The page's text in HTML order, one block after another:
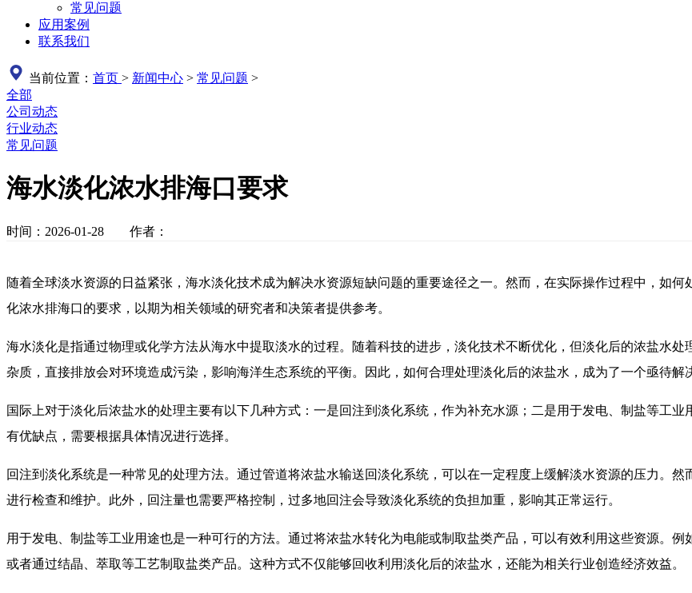
常见问题
应用案例
联系我们
当前位置： 首页 > 新闻中心 > 常见问题 >
全部
公司动态
行业动态
常见问题
海水淡化浓水排海口要求
时间：2026-01-28 作者：
随着全球淡水资源的日益紧张，海水淡化技术成为解决水资源短缺问题的重要途径之一。然而，在实际操作过程中，如
化浓水排海口的要求，以期为相关领域的研究者和决策者提供参考。
海水淡化是指通过物理或化学方法从海水中提取淡水的过程。随着科技的进步，淡化技术不断优化，但淡化后的浓盐水
杂质，直接排放会对环境造成污染，影响海洋生态系统的平衡。因此，如何合理处理淡化后的浓盐水，成为了一个亟待解
国际上对于淡化后浓盐水的处理主要有以下几种方式：一是回注到淡化系统，作为补充水源；二是用于发电、制盐等工
有优缺点，需要根据具体情况进行选择。
回注到淡化系统是一种常见的处理方法。通过管道将浓盐水输送回淡化系统，可以在一定程度上缓解淡水资源的压力。
进行检查和维护。此外，回注量也需要严格控制，过多地回注会导致淡化系统的负担加重，影响其正常运行。
用于发电、制盐等工业用途也是一种可行的方法。通过将浓盐水转化为电能或制取盐类产品，可以有效利用这些资源。
或者通过结晶、萃取等工艺制取盐类产品。这种方式不仅能够回收利用淡化后的浓盐水，还能为相关行业创造经济效益。